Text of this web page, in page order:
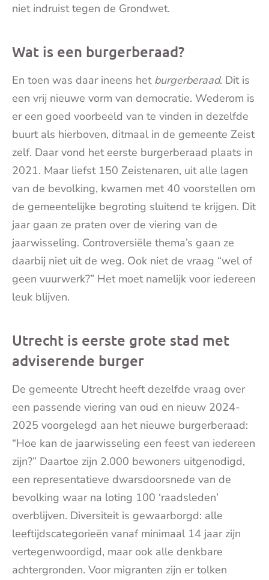
niet indruist tegen de Grondwet.
Wat is een burgerberaad?
En toen was daar ineens het burgerberaad. Dit is
een vrij nieuwe vorm van democratie. Wederom is
er een goed voorbeeld van te vinden in dezelfde
buurt als hierboven, ditmaal in de gemeente Zeist
zelf. Daar vond het eerste burgerberaad plaats in
2021. Maar liefst 150 Zeistenaren, uit alle lagen
van de bevolking, kwamen met 40 voorstellen om
de gemeentelijke begroting sluitend te krijgen. Dit
jaar gaan ze praten over de viering van de
jaarwisseling. Controversiële thema’s gaan ze
daarbij niet uit de weg. Ook niet de vraag “wel of
geen vuurwerk?” Het moet namelijk voor iedereen
leuk blijven.
Utrecht is eerste grote stad met
adviserende burger
De gemeente Utrecht heeft dezelfde vraag over
een passende viering van oud en nieuw 2024-
2025 voorgelegd aan het nieuwe burgerberaad:
“Hoe kan de jaarwisseling een feest van iedereen
zijn?” Daartoe zijn 2.000 bewoners uitgenodigd,
een representatieve dwarsdoorsnede van de
bevolking waar na loting 100 ‘raadsleden’
overblijven. Diversiteit is gewaarborgd: alle
leeftijdscategorieën vanaf minimaal 14 jaar zijn
vertegenwoordigd, maar ook alle denkbare
achtergronden. Voor migranten zijn er tolken